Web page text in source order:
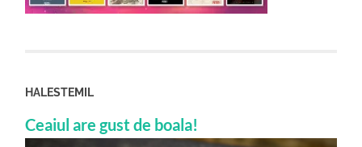
HALESTEMIL
Ceaiul are gust de boala!